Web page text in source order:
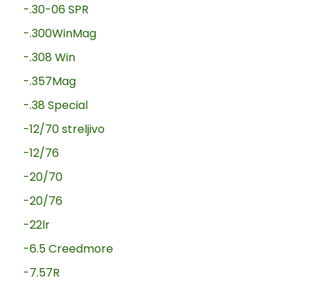
-.30-06 SPR
-.300WinMag
-.308 Win
-.357Mag
-.38 Special
-12/70 streljivo
-12/76
-20/70
-20/76
-22lr
-6.5 Creedmore
-7.57R